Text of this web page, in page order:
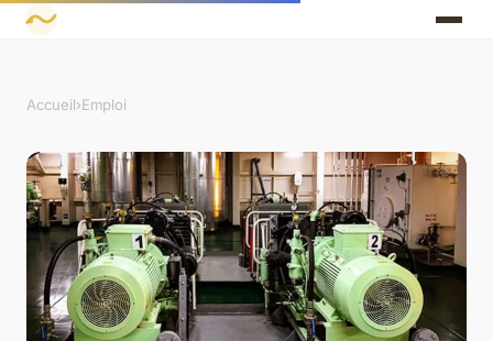
Accueil›Emploi